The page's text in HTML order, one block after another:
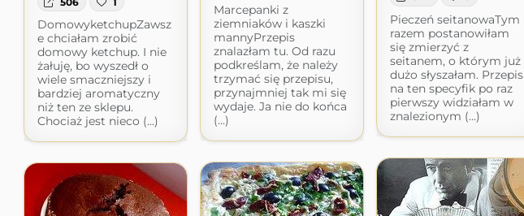
Marcepanki z
ziemniaków i kaszki
mannyPrzepis
znalazłam tu. Od razu
podkreślam, że należy
trzymać się przepisu,
przynajmniej tak mi się
wydaje. Ja nie do końca
(...)
Pieczeń seitanowaTym
razem postanowiłam
się zmierzyć z
seitanem, o którym już
dużo słyszałam. Przepis
na ten specyfik po raz
pierwszy widziałam w
znalezionym (...)
DomowyketchupZawsz
e chciałam zrobić
domowy ketchup. I nie
żałuję, bo wyszedł o
wiele smaczniejszy i
bardziej aromatyczny
niż ten ze sklepu.
Chociaż jest nieco (...)